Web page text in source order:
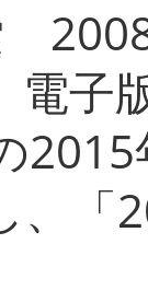
子
、「